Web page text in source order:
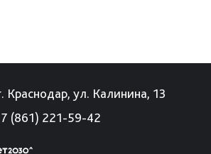
Краснодар, ул. Калинина, 13
(861) 221-59-42